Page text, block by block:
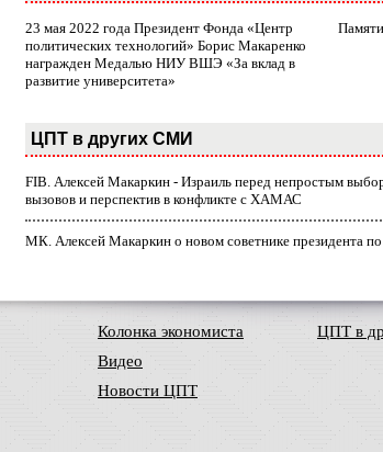
23 мая 2022 года Президент Фонда «Центр
политических технологий» Борис Макаренко
награжден Медалью НИУ ВШЭ «За вклад в
развитие университета»
ЦПТ в других СМИ
FIB. Алексей Макаркин - Израиль перед непростым
вызовов и перспектив в конфликте с ХАМАС
МК. Алексей Макаркин о новом советнике президента
Колонка экономиста
Видео
Новости ЦПТ
ЦПТ в